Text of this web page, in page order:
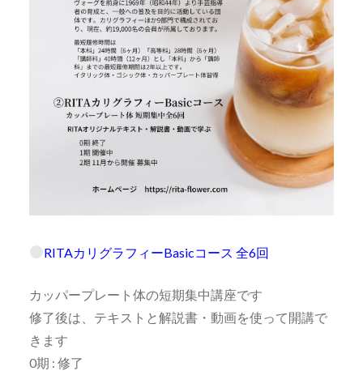
RITAカリグラフィーBasicコース 全6回
カッパープレート体の短期集中講座です
修了後は、テキストと解説書・動画を使って開講で
きます
0期 : 修了